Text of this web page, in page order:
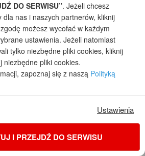
2
z garażem jednostanowiskowym
(4 243,90 zł netto)
DO SERWISU”. Jeżeli chcesz
nas i naszych partnerów, kliknij
możesz wycofać w każdym
ustawienia. Jeżeli natomiast
tylko niezbędne pliki cookies, kliknij
niezbędne pliki cookies.
zapoznaj się z naszą Polityką
Ustawienia
I PRZEJDŹ DO SERWISU